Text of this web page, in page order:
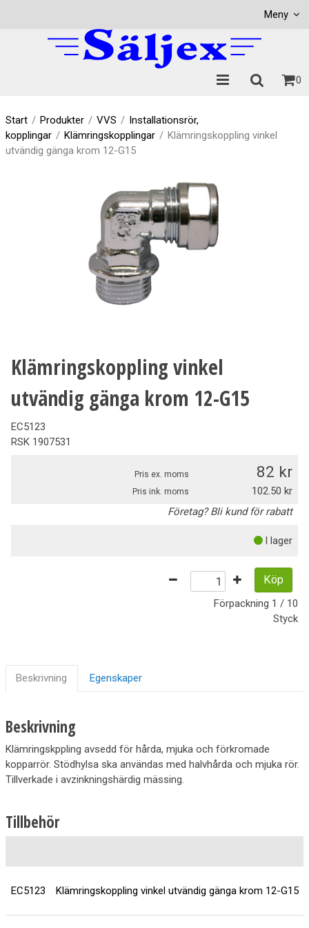
Meny
0
Start / Produkter / VVS / Installationsrör,
kopplingar / Klämringskopplingar / Klämringskoppling vinkel
utvändig gänga krom 12-G15
Klämringskoppling vinkel
utvändig gänga krom 12-G15
EC5123
RSK 1907531
Pris ex. moms 82
Pris ink. moms
102.50
Företag? Bli kund för rabatt
I lager
Köp
Förpackning 1 / 10
Styck
Beskrivning Egenskaper
Beskrivning
Klämringskppling avsedd för hårda, mjuka och förkromade
kopparrör. Stödhylsa ska användas med halvhårda och mjuka rör.
Tillverkade i avzinkningshärdig mässing.
Tillbehör
EC5123 Klämringskoppling vinkel utvändig gänga krom 12-G15